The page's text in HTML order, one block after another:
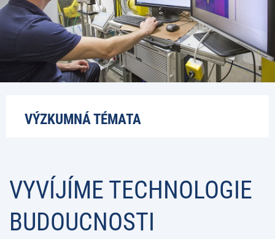
VÝZKUMNÁ TÉMATA
VYVÍJÍME TECHNOLOGIE
BUDOUCNOSTI